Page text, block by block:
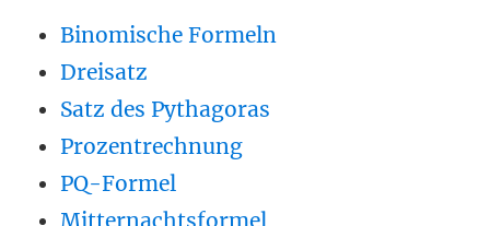
Binomische Formeln
Dreisatz
Satz des Pythagoras
Prozentrechnung
PQ-Formel
Mitternachtsformel